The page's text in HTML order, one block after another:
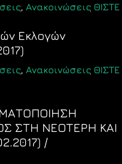
, Ανακοινώσεις ΘΙΣΤΕ
Εκλογών
, Ανακοινώσεις ΘΙΣΤΕ
ΣΤΗ ΝΕΟΤΕΡΗ ΚΑΙ
/